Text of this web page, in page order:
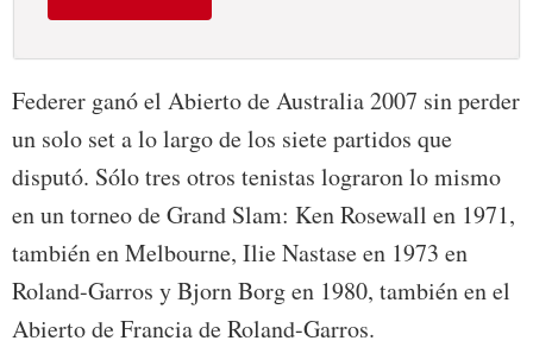
Federer ganó el Abierto de Australia 2007 sin perder
un solo set a lo largo de los siete partidos que
disputó. Sólo tres otros tenistas lograron lo mismo
en un torneo de Grand Slam: Ken Rosewall en 1971,
también en Melbourne, Ilie Nastase en 1973 en
Roland-Garros y Bjorn Borg en 1980, también en el
Abierto de Francia de Roland-Garros.